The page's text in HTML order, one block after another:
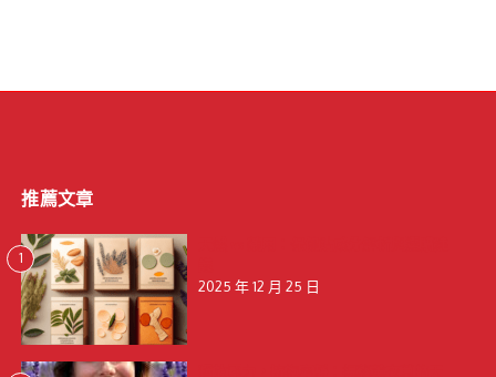
推薦文章
1
2025 年 12 月 25 日